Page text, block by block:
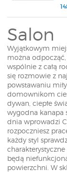
Salon
Wyjątkowym
można
wspólnie z całą
się rozmowie z
powstawaniu
domownikom
dywan, ciepłe
wygodna kanapa
dnia wprowadzi
rozpoczniesz
każdy styl
będą
powierzchni. W